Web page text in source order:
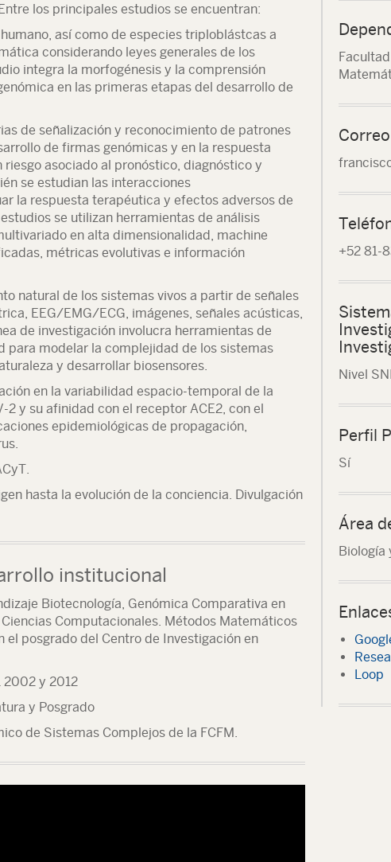
los principales estudios se encuentran:
así como de especies triploblástcas a
considerando leyes generales de los
integra la morfogénesis y la comprensión
en las primeras etapas del desarrollo de
de señalización y reconocimiento de patrones
de firmas genómicas y en la respuesta
asociado al pronóstico, diagnóstico y
se estudian las interacciones
la respuesta terapéutica y efectos adversos de
se utilizan herramientas de análisis
en alta dimensionalidad, machine
métricas evolutivas e información
natural de los sistemas vivos a partir de señales
EEG/EMG/ECG, imágenes, señales acústicas,
de investigación involucra herramientas de
modelar la complejidad de los sistemas
y desarrollar biosensores.
en la variabilidad espacio-temporal de la
2 y su afinidad con el receptor ACE2, con el
epidemiológicas de propagación,
hasta la evolución de la conciencia. Divulgación
institucional
Biotecnología, Genómica Comparativa en
Computacionales. Métodos Matemáticos
posgrado del Centro de Investigación en
2002 y 2012
y Posgrado
de Sistemas Complejos de la FCFM.
+52 81-
Nivel
Perfil
Sí
Área
Biología
Loop